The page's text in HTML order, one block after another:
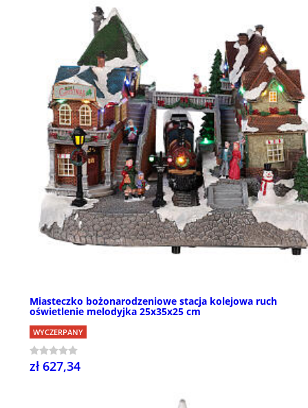
Miasteczko bożonarodzeniowe stacja kolejowa ruch
oświetlenie melodyjka 25x35x25 cm
WYCZERPANY
zł 627,34